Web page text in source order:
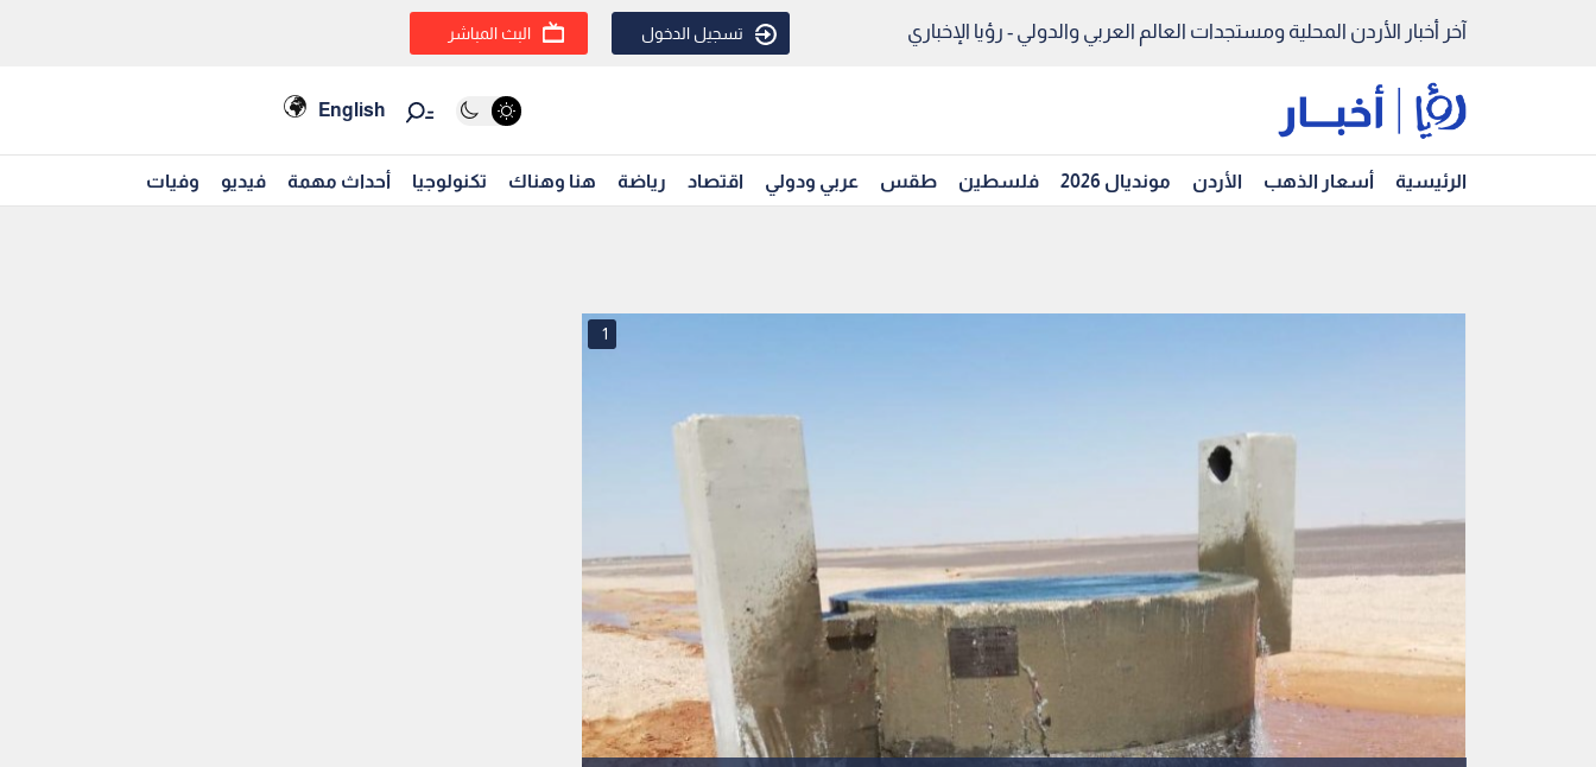
آخر أخبار الأردن المحلية ومستجدات العالم العربي والدولي - رؤيا الإخباري تسجيل الدخول البث المباشر
English
الرئيسية أسعار الذهب الأردن مونديال 2026 فلسطين طقس عربي ودولي اقتصاد رياضة هنا وهناك تكنولوجيا أحداث مهمة فيديو وفيات
1